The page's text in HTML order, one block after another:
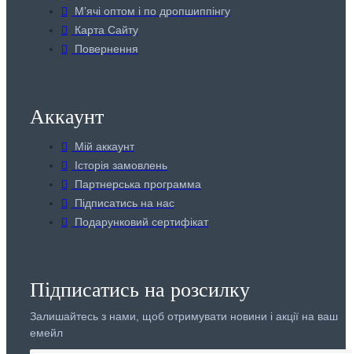
Мʼячі оптом і по дропшиппінгу
Карта Сайту
Повернення
Аккаунт
Мій аккаунт
Історія замовлень
Партнерська программа
Підписатись на нас
Подарунковий сертифікат
Підписатись на розсилку
Залишайтесь з нами, щоб отримувати новини і акції на ваш
емейл